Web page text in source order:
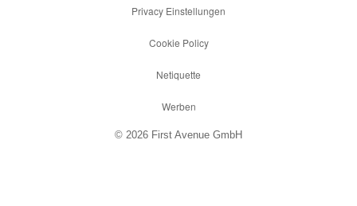
Privacy Einstellungen
Cookie Policy
Netiquette
Werben
© 2026 First Avenue GmbH